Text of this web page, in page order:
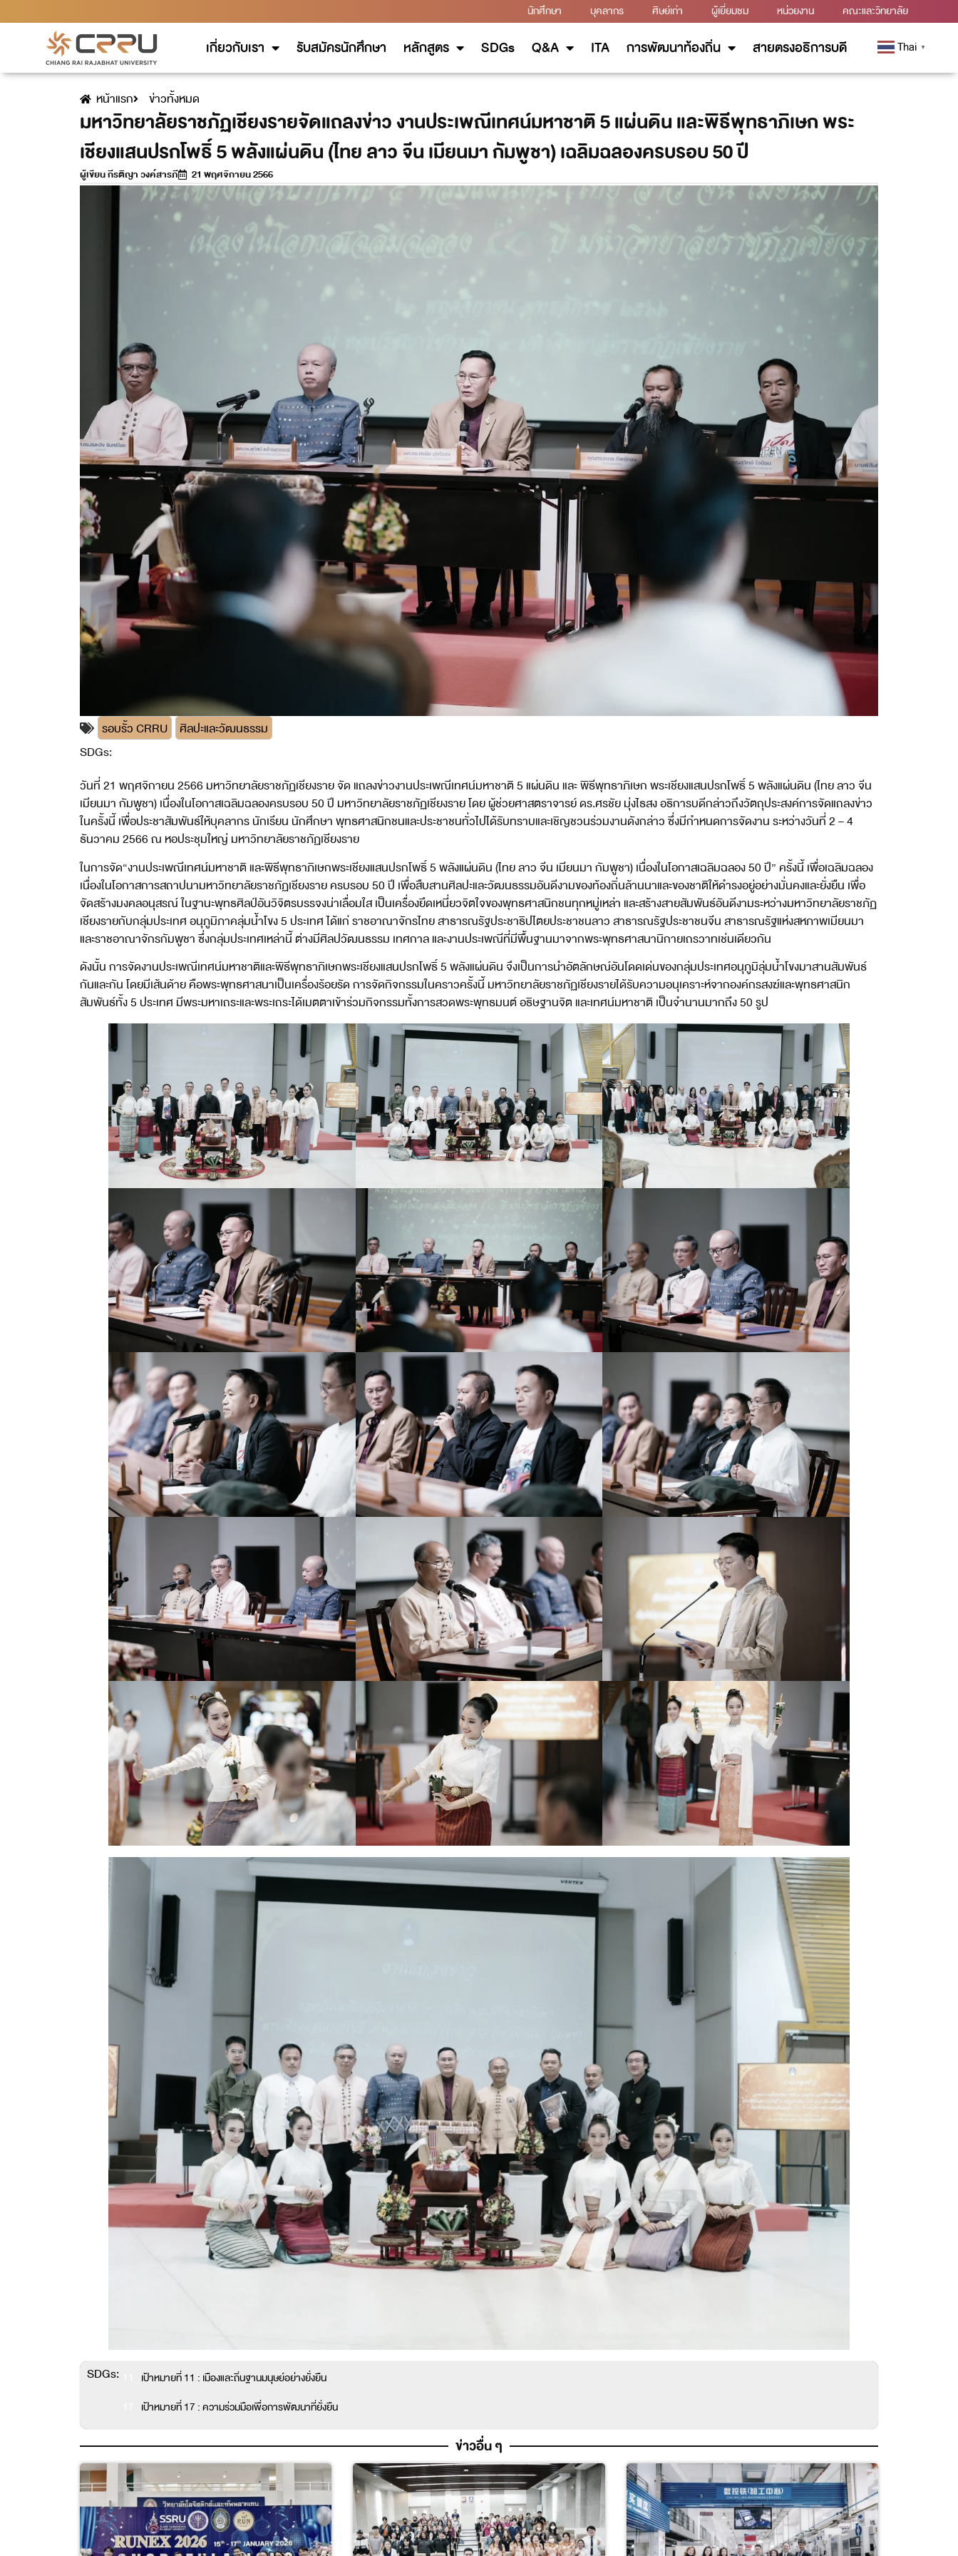
นักศึกษา บุคลากร ศิษย์เก่า ผู้เยี่ยมชม หน่วยงาน คณะและวิทยาลัย
เกี่ยวกับเรา รับสมัครนักศึกษา หลักสูตร SDGs Q&A ITA การพัฒนาท้องถิ่น สายตรงอธิการบดี Thai ▼
หน้าแรก ข่าวทั้งหมด
มหาวิทยาลัยราชภัฏเชียงรายจัดแถลงข่าว งานประเพณีเทศน์มหาชาติ 5 แผ่นดิน และพิธีพุทธาภิเษก พระ
เชียงแสนปรกโพธิ์ 5 พลังแผ่นดิน (ไทย ลาว จีน เมียนมา กัมพูชา) เฉลิมฉลองครบรอบ 50 ปี
ผู้เขียนกีรติญา วงค์สารภี 21 พฤศจิกายน 2566
รอบรั้ว CRRU
ศิลปะและวัฒนธรรม
SDGs:
วันที่ 21 พฤศจิกายน 2566 มหาวิทยาลัยราชภัฏเชียงราย จัด แถลงข่าวงานประเพณีเทศน์มหาชาติ 5 แผ่นดิน และ พิธีพุทธาภิเษก พระเชียงแสนปรกโพธิ์ 5 พลังแผ่นดิน (ไทย ลาว จีน
เมียนมา กัมพูชา) เนื่องในโอกาสเฉลิมฉลองครบรอบ 50 ปี มหาวิทยาลัยราชภัฏเชียงราย โดย ผู้ช่วยศาสตราจารย์ ดร.ศรชัย มุ่งไธสง อธิการบดีกล่าวถึงวัตถุประสงค์การจัดแถลงข่าว
ในครั้งนี้ เพื่อประชาสัมพันธ์ให้บุคลากร นักเรียน นักศึกษา พุทธศาสนิกชนและประชาชนทั่วไปได้รับทราบและเชิญชวนร่วมงานดังกล่าว ซึ่งมีกำหนดการจัดงาน ระหว่างวันที่ 2 – 4
ธันวาคม 2566 ณ หอประชุมใหญ่ มหาวิทยาลัยราชภัฏเชียงราย
ในการจัด“งานประเพณีเทศน์มหาชาติ และพิธีพุทธาภิเษกพระเชียงแสนปรกโพธิ์ 5 พลังแผ่นดิน (ไทย ลาว จีน เมียนมา กัมพูชา) เนื่องในโอกาสเฉลิมฉลอง 50 ปี” ครั้งนี้ เพื่อเฉลิมฉลอง
เนื่องในโอกาสการสถาปนามหาวิทยาลัยราชภัฏเชียงราย ครบรอบ 50 ปี เพื่อสืบสานศิลปะและวัฒนธรรมอันดีงามของท้องถิ่นล้านนาและของชาติให้ดำรงอยู่อย่างมั่นคงและยั่งยืน เพื่อ
จัดสร้างมงคลอนุสรณ์ ในฐานะพุทธศิลป์อันวิจิตรบรรจงน่าเลื่อมใส เป็นเครื่องยึดเหนี่ยวจิตใจของพุทธศาสนิกชนทุกหมู่เหล่า และสร้างสายสัมพันธ์อันดีงามระหว่างมหาวิทยาลัยราชภัฏ
เชียงรายกับกลุ่มประเทศ อนุภูมิภาคลุ่มน้ำโขง 5 ประเทศ ได้แก่ ราชอาณาจักรไทย สาธารณรัฐประชาธิปไตยประชาชนลาว สาธารณรัฐประชาชนจีน สาธารณรัฐแห่งสหภาพเมียนมา
และราชอาณาจักรกัมพูชา ซึ่งกลุ่มประเทศเหล่านี้ ต่างมีศิลปวัฒนธรรม เทศกาล และงานประเพณีที่มีพื้นฐานมาจากพระพุทธศาสนานิกายเถรวาทเช่นเดียวกัน
ดังนั้น การจัดงานประเพณีเทศน์มหาชาติและพิธีพุทธาภิเษกพระเชียงแสนปรกโพธิ์ 5 พลังแผ่นดิน จึงเป็นการนำอัตลักษณ์อันโดดเด่นของกลุ่มประเทศอนุภูมิลุ่มน้ำโขงมาสานสัมพันธ์
กันและกัน โดยมีเส้นด้าย คือพระพุทธศาสนาเป็นเครื่องร้อยรัด การจัดกิจกรรมในคราวครั้งนี้ มหาวิทยาลัยราชภัฏเชียงรายได้รับความอนุเคราะห์จากองค์กรสงฆ์และพุทธศาสนิก
สัมพันธ์ทั้ง 5 ประเทศ มีพระมหาเถระและพระเถระได้เมตตาเข้าร่วมกิจกรรมทั้งการสวดพระพุทธมนต์ อธิษฐานจิต และเทศน์มหาชาติ เป็นจำนานมากถึง 50 รูป
SDGs:
เป้าหมายที่ 11 : เมืองและถิ่นฐานมนุษย์อย่างยั่งยืน
เป้าหมายที่ 17 : ความร่วมมือเพื่อการพัฒนาที่ยั่งยืน
ข่าวอื่น ๆ